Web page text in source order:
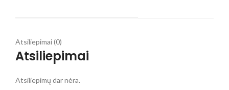
Atsiliepimai (0)
Atsiliepimai
Atsiliepimų dar nėra.